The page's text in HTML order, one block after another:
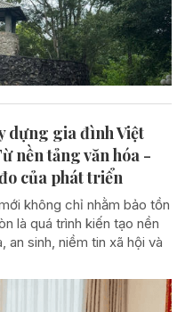
dựng gia đình Việt
nền tảng văn hóa -
của phát triển
không chỉ nhằm bảo tồn
là quá trình kiến tạo nền
sinh, niềm tin xã hội và